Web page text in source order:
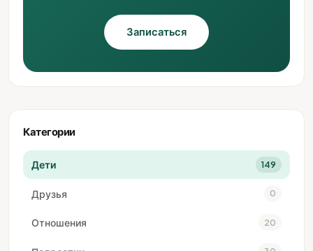
Записаться
Категории
Дети 149
Друзья 0
Отношения 20